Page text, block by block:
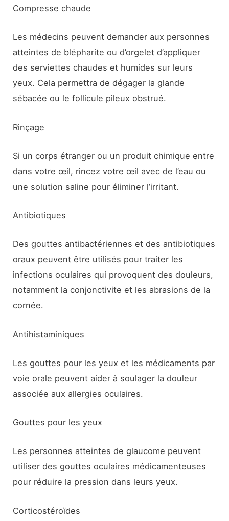
Compresse chaude
Les médecins peuvent demander aux personnes
atteintes de blépharite ou d’orgelet d’appliquer
des serviettes chaudes et humides sur leurs
yeux. Cela permettra de dégager la glande
sébacée ou le follicule pileux obstrué.
Rinçage
Si un corps étranger ou un produit chimique entre
dans votre œil, rincez votre œil avec de l’eau ou
une solution saline pour éliminer l’irritant.
Antibiotiques
Des gouttes antibactériennes et des antibiotiques
oraux peuvent être utilisés pour traiter les
infections oculaires qui provoquent des douleurs,
notamment la conjonctivite et les abrasions de la
cornée.
Antihistaminiques
Les gouttes pour les yeux et les médicaments par
voie orale peuvent aider à soulager la douleur
associée aux allergies oculaires.
Gouttes pour les yeux
Les personnes atteintes de glaucome peuvent
utiliser des gouttes oculaires médicamenteuses
pour réduire la pression dans leurs yeux.
Corticostéroïdes